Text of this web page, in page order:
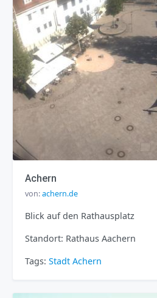
Achern
von:achern.de
Blick auf den Rathausplatz
Standort: Rathaus Aachern
Tags: Stadt Achern